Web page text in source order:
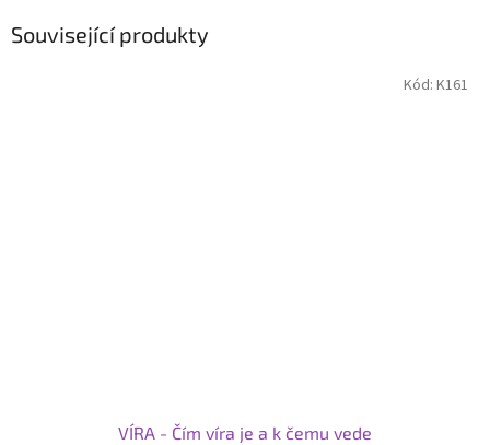
Související produkty
VÍRA - Čím víra je a k čemu vede
Kód: K161